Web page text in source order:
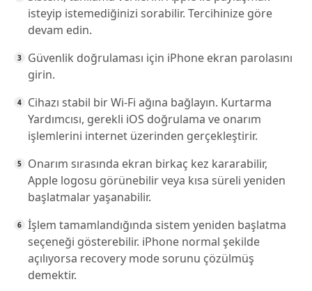
isteyip istemediğinizi sorabilir. Tercihinize göre
devam edin.
Güvenlik doğrulaması için iPhone ekran parolasını
girin.
Cihazı stabil bir Wi-Fi ağına bağlayın. Kurtarma
Yardımcısı, gerekli iOS doğrulama ve onarım
işlemlerini internet üzerinden gerçekleştirir.
Onarım sırasında ekran birkaç kez kararabilir,
Apple logosu görünebilir veya kısa süreli yeniden
başlatmalar yaşanabilir.
İşlem tamamlandığında sistem yeniden başlatma
seçeneği gösterebilir. iPhone normal şekilde
açılıyorsa recovery mode sorunu çözülmüş
demektir.